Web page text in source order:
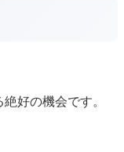
好の機会です。